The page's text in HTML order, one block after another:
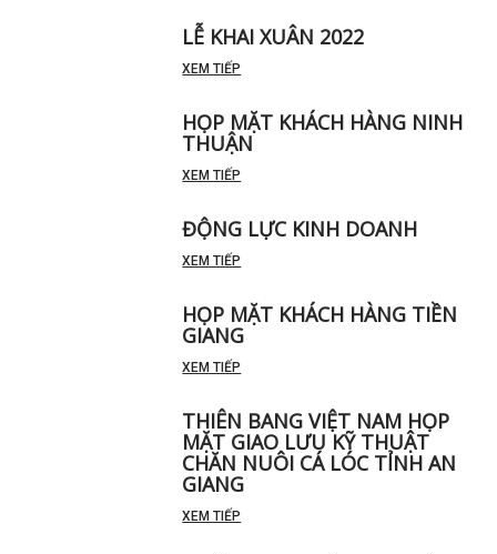
LỄ KHAI XUÂN 2022
XEM TIẾP
HỌP MẶT KHÁCH HÀNG NINH
THUẬN
XEM TIẾP
ĐỘNG LỰC KINH DOANH
XEM TIẾP
HỌP MẶT KHÁCH HÀNG TIỀN
GIANG
XEM TIẾP
THIÊN BANG VIỆT NAM HỌP
MẶT GIAO LƯU KỸ THUẬT
CHĂN NUÔI CÁ LÓC TỈNH AN
GIANG
XEM TIẾP